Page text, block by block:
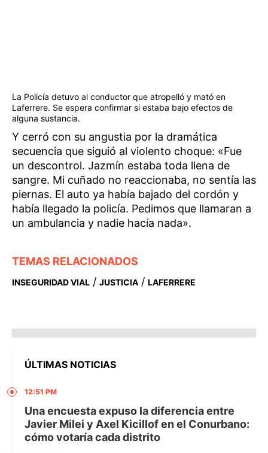
La Policía detuvo al conductor que atropelló y mató en
Laferrere. Se espera confirmar si estaba bajo efectos de
alguna sustancia.
Y cerró con su angustia por la dramática
secuencia que siguió al violento choque: «Fue
un descontrol. Jazmín estaba toda llena de
sangre. Mi cuñado no reaccionaba, no sentía las
piernas. El auto ya había bajado del cordón y
había llegado la policía. Pedimos que llamaran a
un ambulancia y nadie hacía nada».
TEMAS RELACIONADOS
INSEGURIDAD VIAL / JUSTICIA / LAFERRERE
ÚLTIMAS NOTICIAS
12:51 PM
Una encuesta expuso la diferencia entre
Javier Milei y Axel Kicillof en el Conurbano:
cómo votaría cada distrito